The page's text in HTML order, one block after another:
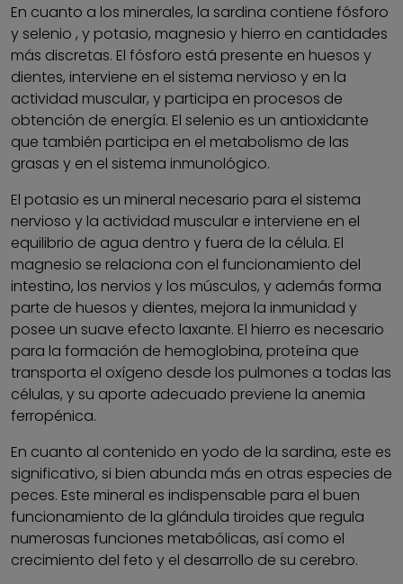
En cuanto a los minerales, la sardina contiene fósforo
y selenio , y potasio, magnesio y hierro en cantidades
más discretas. El fósforo está presente en huesos y
dientes, interviene en el sistema nervioso y en la
actividad muscular, y participa en procesos de
obtención de energía. El selenio es un antioxidante
que también participa en el metabolismo de las
grasas y en el sistema inmunológico.
El potasio es un mineral necesario para el sistema
nervioso y la actividad muscular e interviene en el
equilibrio de agua dentro y fuera de la célula. El
magnesio se relaciona con el funcionamiento del
intestino, los nervios y los músculos, y además forma
parte de huesos y dientes, mejora la inmunidad y
posee un suave efecto laxante. El hierro es necesario
para la formación de hemoglobina, proteína que
transporta el oxígeno desde los pulmones a todas las
células, y su aporte adecuado previene la anemia
ferropénica.
En cuanto al contenido en yodo de la sardina, este es
significativo, si bien abunda más en otras especies de
peces. Este mineral es indispensable para el buen
funcionamiento de la glándula tiroides que regula
numerosas funciones metabólicas, así como el
crecimiento del feto y el desarrollo de su cerebro.